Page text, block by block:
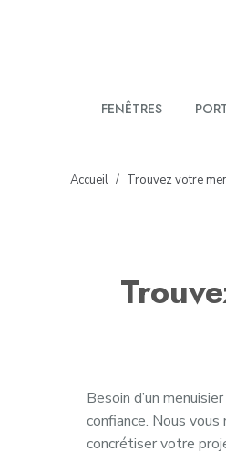
FENÊTRES
Accueil Trouvez votre
Besoin d’un
confiance. Nous
concrétiser votre